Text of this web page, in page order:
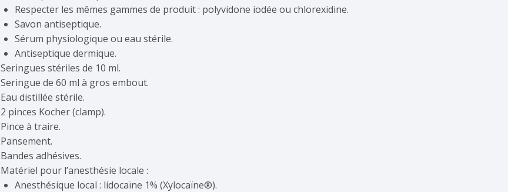
Respecter les mêmes gammes de produit : polyvidone iodée ou chlorexidine.
Savon antiseptique.
Sérum physiologique ou eau stérile.
Antiseptique dermique.
Seringues stériles de 10 ml.
Seringue de 60 ml à gros embout.
Eau distillée stérile.
2 pinces Kocher (clamp).
Pince à traire.
Pansement.
Bandes adhésives.
Matériel pour l’anesthésie locale :
Anesthésique local : lidocaïne 1% (Xylocaïne®).